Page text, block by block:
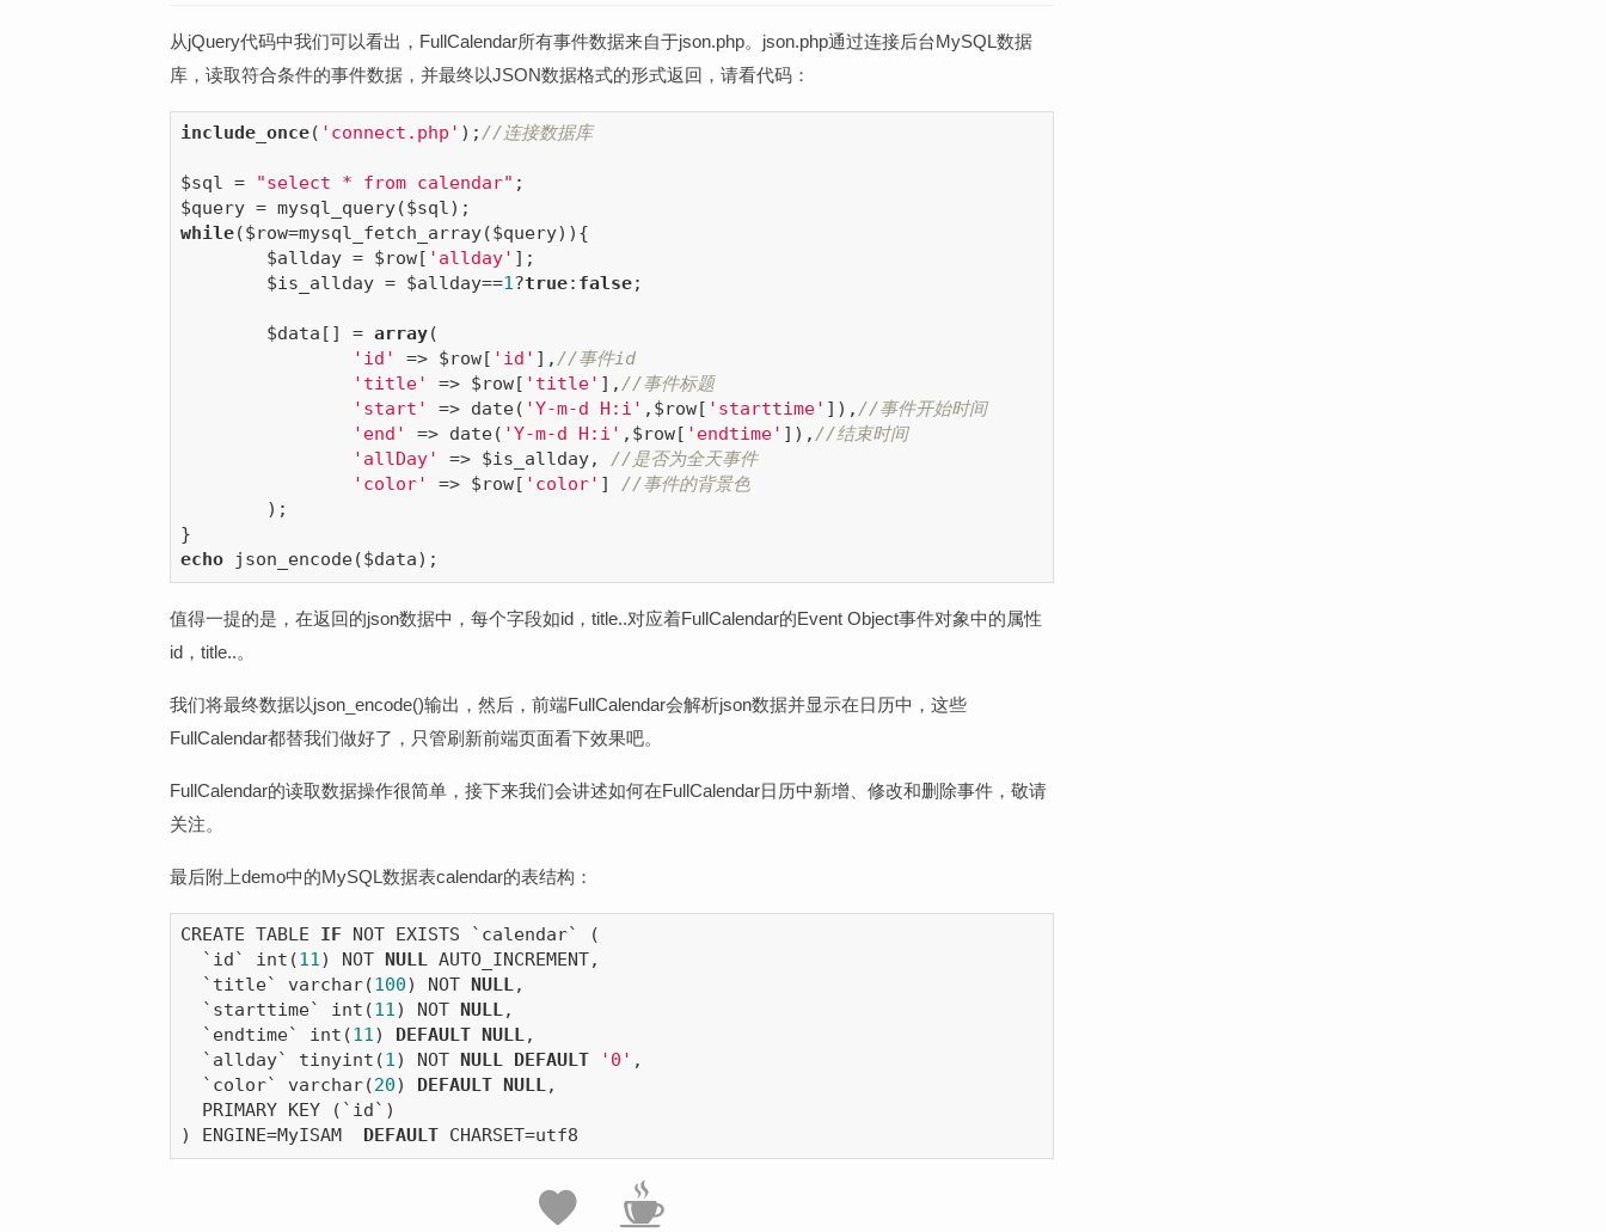
从jQuery代码中我们可以看出，FullCalendar所有事件数据来自于json.php。json.php通过连接后台MySQL数据
库，读取符合条件的事件数据，并最终以JSON数据格式的形式返回，请看代码：
include_once( 'connect.php' ); //连接数据库
$sql = "select * from calendar" ;
while($row=mysql_fetch_array($query)){
	$allday = $row[
'allday' ];
	$is_allday = $allday==
1?true: false;
	$data[] =
array(
'id'
=> $row[ 'id' ], //事件id
'title'
=> $row[ 'title' ], //事件标题
'start'
=> date( 'Y-m-d H:i' ,$row[ 'starttime' ]), //事件开始时间
'end'
=> date( 'Y-m-d H:i' ,$row[ 'endtime' ]), //结束时间
'allDay'
=> $is_allday, //是否为全天事件
'color'
=> $row[ 'color' ] //事件的背景色
echo
值得一提的是，在返回的json数据中，每个字段如id，title..对应着FullCalendar的Event Object事件对象中的属性
id，title..。
我们将最终数据以json_encode()输出，然后，前端FullCalendar会解析json数据并显示在日历中，这些
FullCalendar都替我们做好了，只管刷新前端页面看下效果吧。
FullCalendar的读取数据操作很简单，接下来我们会讲述如何在FullCalendar日历中新增、修改和删除事件，敬请
关注。
最后附上demo中的MySQL数据表calendar的表结构：
CREATE TABLE IF NOT EXISTS `calendar` (
  `id` int(
11) NOT NULL AUTO_INCREMENT,
  `title` varchar(
100) NOT NULL,
  `starttime` int(
11) NOT NULL,
  `endtime` int(
11) DEFAULT NULL,
  `allday` tinyint(
1) NOT NULL DEFAULT '0' ,
  `color` varchar(
20) DEFAULT NULL,
) ENGINE=MyISAM
DEFAULT